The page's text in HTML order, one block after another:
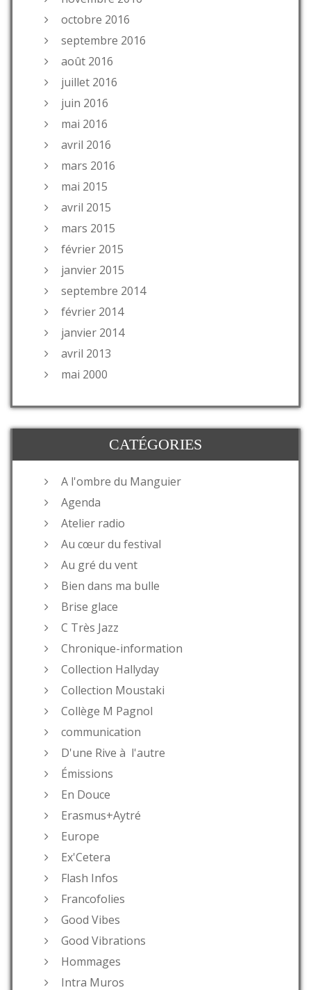
octobre 2016
septembre 2016
août 2016
juillet 2016
juin 2016
mai 2016
avril 2016
mars 2016
mai 2015
avril 2015
mars 2015
février 2015
janvier 2015
septembre 2014
février 2014
janvier 2014
avril 2013
mai 2000
CATÉGORIES
A l'ombre du Manguier
Agenda
Atelier radio
Au cœur du festival
Au gré du vent
Bien dans ma bulle
Brise glace
C Très Jazz
Chronique-information
Collection Hallyday
Collection Moustaki
Collège M Pagnol
communication
D'une Rive à l'autre
Émissions
En Douce
Erasmus+Aytré
Europe
Ex'Cetera
Flash Infos
Francofolies
Good Vibes
Good Vibrations
Hommages
Intra Muros